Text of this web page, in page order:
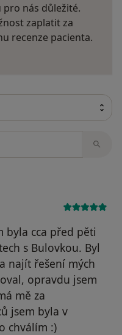
pro nás důležité.
zaplatit za
recenze pacienta.
byla cca před pěti
s Bulovkou. Byl
najít řešení mých
opravdu jsem
mě za
jsem byla v
chválím :)